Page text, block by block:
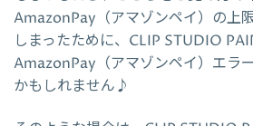
AmazonPay（アマゾンペイ）の上
しまったために、CLIP STUDIO
AmazonPay（アマゾンペイ）エラ
かもしれません♪